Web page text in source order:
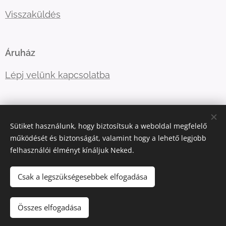
Visszaküldés
Áruház
Lépj velünk kapcsolatba
ugyfelszolgalat@kellegyjopolo.hu
Telefonszám:+36208529555
Sütiket használunk, hogy biztosítsuk a weboldal megfelelő
működését és biztonságát, valamint hogy a lehető legjobb
felhasználói élményt kínáljuk Neked.
Csak a legszükségesebbek elfogadása
Összes elfogadása